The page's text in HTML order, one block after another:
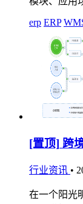
erp ERP
[置顶] 跨
行业资讯 •
在一个阳光